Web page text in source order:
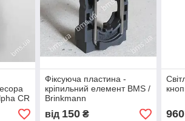
CR
Фіксуюча пластина -
кріпильний елемент BMS /
Brinkmann
від 150₴ 960